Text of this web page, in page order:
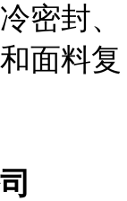
密封、
面料复